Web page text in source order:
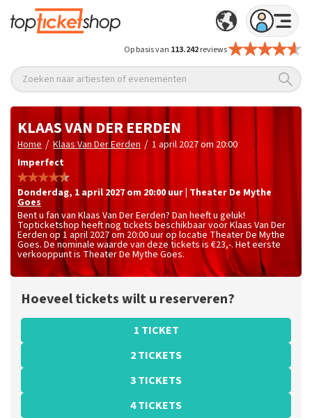
Op basis van 113.242reviews
Zoeken naar artiesten of evenementen
KLAAS VAN DER EERDEN
Home / Klaas Van Der Eerden / 1 april 2027 om 20:00
Imperfect
donderdag, 1 april 2027 om 20:00 uur Theater De Mythe
Goes
Bent u fan van Klaas Van Der Eerden? Dan heeft u geluk!
Topticketshop heeft nog tickets beschikbaar voor Klaas Van Der
Eerden op 1 april 2027 om 20:00 uur op locatie Theater De Mythe
Goes. De nominale waarde van deze tickets is €23,-. Het eerste
verkooppunt is Theater De Mythe Goes.
Hoeveel tickets wilt u reserveren?
1 TICKET
2 TICKETS
3 TICKETS
4 TICKETS